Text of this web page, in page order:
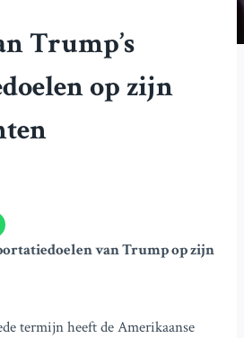
Trump’s
op zijn
van Trump op zijn
termijn heeft de Amerikaanse